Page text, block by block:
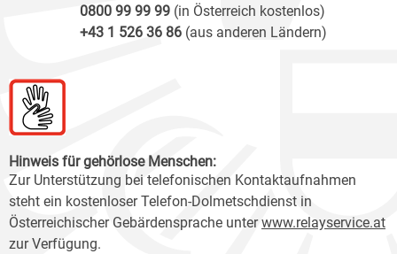
0800 99 99 99 (in Österreich kostenlos)
+43 1 526 36 86 (aus anderen Ländern)
Hinweis für gehörlose Menschen:
Zur Unterstützung bei telefonischen Kontaktaufnahmen
steht ein kostenloser Telefon-Dolmetschdienst in
Österreichischer Gebärdensprache unterwww.relayservice.at
zur Verfügung.